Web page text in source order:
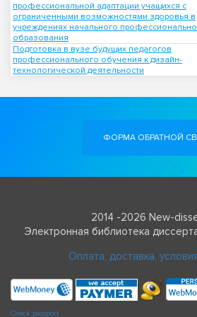
профессиональной адаптации учащихся с
ограниченными возможностями здоровья в
учреждениях начального
образования
Подготовка в вузе будущих педагогов
профессионального обучения к дизайн-
технологической деятельности
ФОРМА ОБРАТНОЙ
2014 -2026 New-
Электронная библиотека
Оплата, доставка,
Check passport